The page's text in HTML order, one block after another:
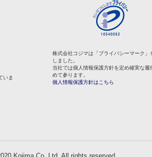
いま
株式会社コジマは「プライバシーマーク」
しました。
当社では個人情報保護方針を定め確実な履
めて参ります。
個人情報保護方針はこちら